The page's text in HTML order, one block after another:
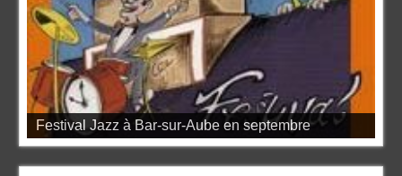
Festival Jazz à Bar-sur-Aube en septembre